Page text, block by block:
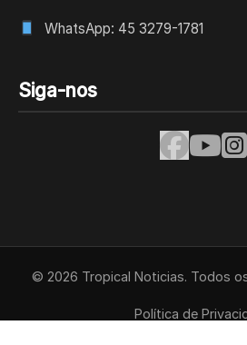
WhatsApp: 45 3279-1781
Siga-nos
© 2026 Tropical Noticias. Todos
Política de